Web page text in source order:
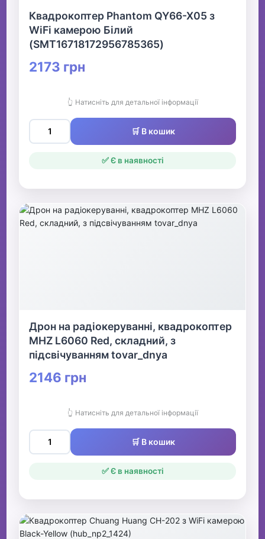
Квадрокоптер Phantom QY66-X05 з
WiFi камерою Білий
(SMT16718172956785365)
2173 грн
👆 Натисніть для детальної інформації
🛒 В кошик
✅ Є в наявності
Дрон на радіокеруванні, квадрокоптер
MHZ L6060 Red, складний, з
підсвічуванням tovar_dnya
2146 грн
👆 Натисніть для детальної інформації
🛒 В кошик
✅ Є в наявності